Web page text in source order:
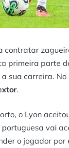
contratar
primeira parte
sua carreira. No
.
o Lyon
vai
o jogador